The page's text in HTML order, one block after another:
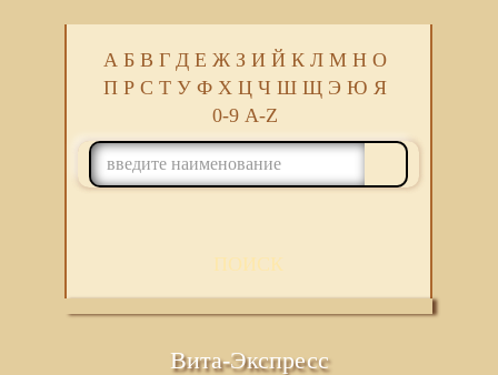
А Б В Г Д Е Ж З И Й К Л М Н О
П Р С Т У Ф Х Ц Ч Ш Щ Э Ю Я
0-9 A-Z
ПОИСК
Вита-Экспресс